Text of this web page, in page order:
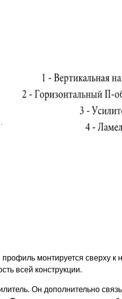
монтируется сверху
всей конструкции.
Он дополнительно